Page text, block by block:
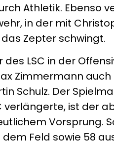
Athletik. Ebenso
in der mit
Zepter schwingt.
LSC in der
Zimmermann
Schulz. Der
verlängerte, ist der
Vorsprung.
dem Feld sowie 58